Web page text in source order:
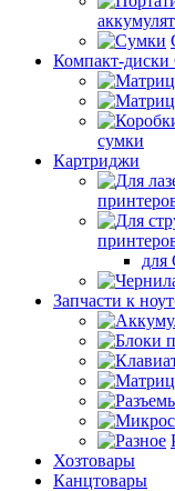
Компакт-
сумки
Картриджи
для
Запчасти к
Хозтовары
Канцтовары